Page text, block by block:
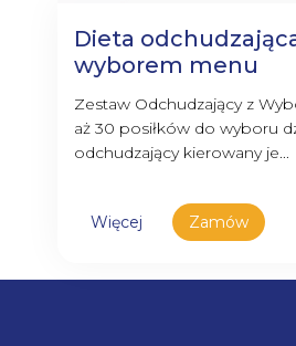
Dieta
wyborem menu
Zestaw Odchudzający z
aż 30 posiłków do wyboru
odchudzający kierowany je...
Więcej Zamów